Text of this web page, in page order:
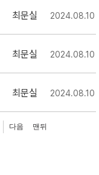
최문실 2024.08.10
최문실 2024.08.10
최문실 2024.08.10
다음 맨뒤